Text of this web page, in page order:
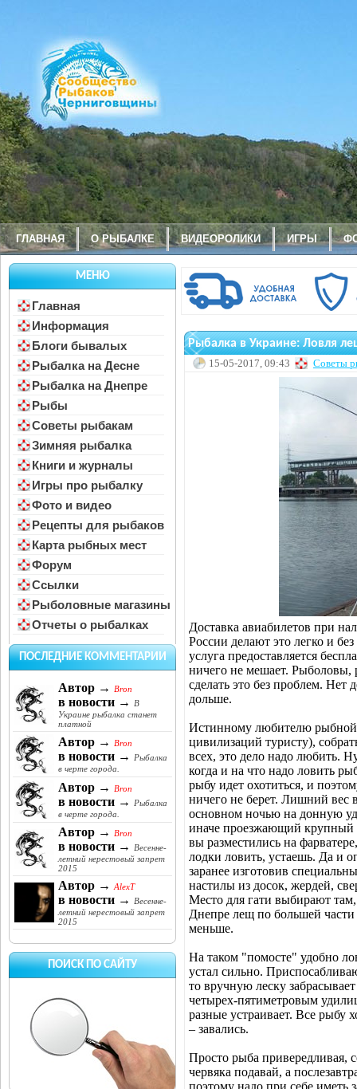
ГЛАВНАЯ О РЫБАЛКЕ ВИДЕОРОЛИКИ ИГРЫ
МЕНЮ
Главная
Информация
Блоги бывалых
Рыбалка на Десне
Рыбалка на Днепре
Рыбы
Советы рыбакам
Зимняя рыбалка
Книги и журналы
Игры про рыбалку
Фото и видео
Рецепты для рыбаков
Карта рыбных мест
Форум
Ссылки
Рыболовные магазины
Отчеты о рыбалках
ПОСЛЕДНИЕ КОММЕНТАРИИ
Автор → Bron
в новости →
В
Украине рыбалка станет
платной
Автор → Bron
в новости →
Рыбалка
в черте города.
Автор → Bron
в новости →
Рыбалка
в черте города.
Автор → Bron
в новости →
Весенне-
летний нерестовый запрет
2015
Автор → AlexT
в новости →
Весенне-
летний нерестовый запрет
2015
ПОИСК ПО САЙТУ
Рыбалка в Украине: Ловля
15-05-2017, 09:43 Советы
Доставка авиабилетов при
России делают это легко и
услуга предоставляется
ничего не мешает. Рыболовы,
сделать это без проблем. Нет
дольше.
Истинному любителю рыбной
цивилизаций туристу),
всех, это дело надо любить.
когда и на что надо ловить
рыбу идет охотиться, и
ничего не берет. Лишний вес
основном ночью на донную
иначе проезжающий крупный
вы разместились на
лодки ловить, устаешь. Да и
заранее изготовив
настилы из досок, жердей,
Место для гати выбирают
Днепре лещ по большей части
меньше.
На таком "помосте" удобно
устал сильно.
то вручную леску
четырех-пятиметровым
разные устраивает. Все рыбу
– завались.
Просто рыба привередливая,
червяка подавай, а
поэтому надо при себе иметь